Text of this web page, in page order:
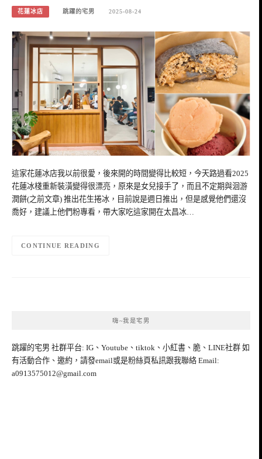
花蓮冰店 跳躍的宅男 2025-08-24
這家花蓮冰店我以前很愛，後來開的時間變得比較短，今天路過看2025
花蓮冰棧重新裝潢變得很漂亮，原來是女兒接手了，而且不定期與洄游
潤餅(之前文章) 推出花生捲冰，目前說是週日推出，但是感覺他們還沒
喬好，建議上他們粉專看，帶大家吃這家開在太昌冰…
CONTINUE READING
嗨~我是宅男
跳躍的宅男 社群平台: IG、Youtube、tiktok、小紅書、脆、LINE社群 如
有活動合作、邀約，請發email或是粉絲頁私訊跟我聯絡 Email:
a0913575012@gmail.com